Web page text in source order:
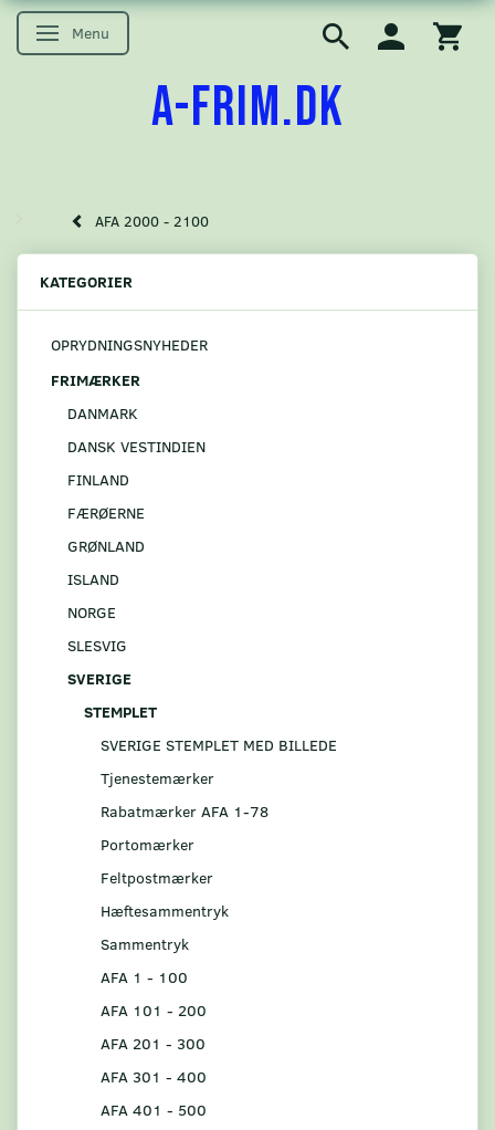
Skifte navigation
Menu
A-FRIM.DK
AFA 2000 - 2100
KATEGORIER
OPRYDNINGSNYHEDER
FRIMÆRKER
DANMARK
DANSK VESTINDIEN
FINLAND
FÆRØERNE
GRØNLAND
ISLAND
NORGE
SLESVIG
SVERIGE
STEMPLET
SVERIGE STEMPLET MED BILLEDE
Tjenestemærker
Rabatmærker AFA 1-78
Portomærker
Feltpostmærker
Hæftesammentryk
Sammentryk
AFA 1 - 100
AFA 101 - 200
AFA 201 - 300
AFA 301 - 400
AFA 401 - 500